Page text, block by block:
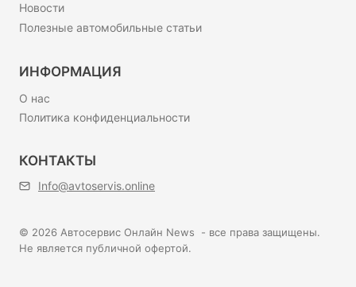
Новости
Полезные автомобильные статьи
ИНФОРМАЦИЯ
О нас
Политика конфиденциальности
КОНТАКТЫ
Info@avtoservis.online
© 2026 Автосервис Онлайн News - все права защищены.
Не является публичной офертой.